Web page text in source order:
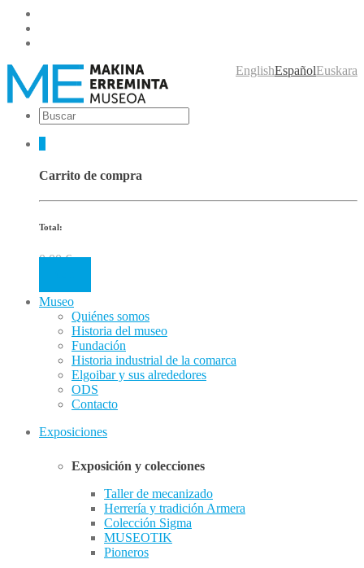
Euskara
Español
English
Carrito de compra
Total:
0.00€
Museo
Quiénes somos
Historia del museo
Fundación
Historia industrial de la comarca
Elgoibar y sus alrededores
ODS
Contacto
Exposiciones
Exposición y colecciones
Taller de mecanizado
Herrería y tradición Armera
Colección Sigma
MUSEOTIK
Pioneros